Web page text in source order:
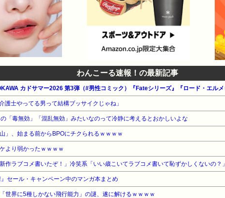
わんこーる速報！の最新記事
護士やってる男って結構ブッサイクじゃね」
の「毒無効」「混乱無効」みたいなのって冷静に考えるとおかしいよな
」、始まる前からBPOにチクられるｗｗｗｗ
より弱かったｗｗｗｗ
作ラブコメ書いたぞ！」冷笑系「いい歳こいてラブコメ書いて恥ずかしくないの？」
』セール・キャンペーン中のマンガ本まとめ
世界に5種しかない飛行能力」の謎、遂に解けるｗｗｗｗ